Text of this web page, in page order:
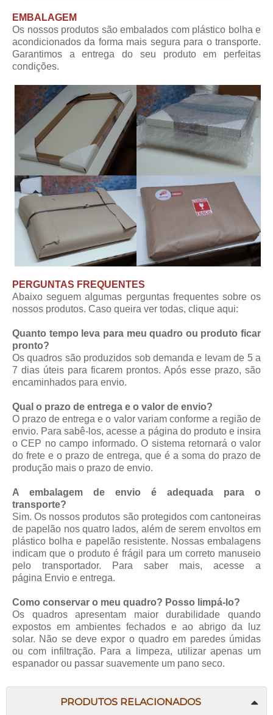
EMBALAGEM
Os nossos produtos são embalados com plástico bolha e
acondicionados da forma mais segura para o transporte.
Garantimos a entrega do seu produto em perfeitas
condições.
PERGUNTAS FREQUENTES
Abaixo seguem algumas perguntas frequentes sobre os
nossos produtos. Caso queira ver todas, clique aqui:
Quanto tempo leva para meu quadro ou produto ficar
pronto?
Os quadros são produzidos sob demanda e levam de 5 a
7 dias úteis para ficarem prontos. Após esse prazo, são
encaminhados para envio.
Qual o prazo de entrega e o valor de envio?
O prazo de entrega e o valor variam conforme a região de
envio. Para sabê-los, acesse a página do produto e insira
o CEP no campo informado. O sistema retornará o valor
do frete e o prazo de entrega, que é a soma do prazo de
produção mais o prazo de envio.
A embalagem de envio é adequada para o
transporte?
Sim. Os nossos produtos são protegidos com cantoneiras
de papelão nos quatro lados, além de serem envoltos em
plástico bolha e papelão resistente. Nossas embalagens
indicam que o produto é frágil para um correto manuseio
pelo transportador. Para saber mais, acesse a
página Envio e entrega.
Como conservar o meu quadro? Posso limpá-lo?
Os quadros apresentam maior durabilidade quando
expostos em ambientes fechados e ao abrigo da luz
solar. Não se deve expor o quadro em paredes úmidas
ou com infiltração. Para a limpeza, utilizar apenas um
espanador ou passar suavemente um pano seco.
PRODUTOS RELACIONADOS